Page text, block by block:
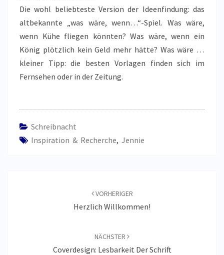
Die wohl beliebteste Version der Ideenfindung: das
altbekannte „was wäre, wenn…“-Spiel. Was wäre,
wenn Kühe fliegen könnten? Was wäre, wenn ein
König plötzlich kein Geld mehr hätte? Was wäre …
kleiner Tipp: die besten Vorlagen finden sich im
Fernsehen oder in der Zeitung.
Schreibnacht
Inspiration & Recherche, Jennie
VORHERIGER
Herzlich Willkommen!
NÄCHSTER
Coverdesign: Lesbarkeit Der Schrift